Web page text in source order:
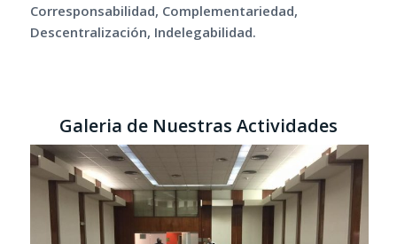
Corresponsabilidad, Complementariedad,
Descentralización, Indelegabilidad.
Galeria de Nuestras Actividades